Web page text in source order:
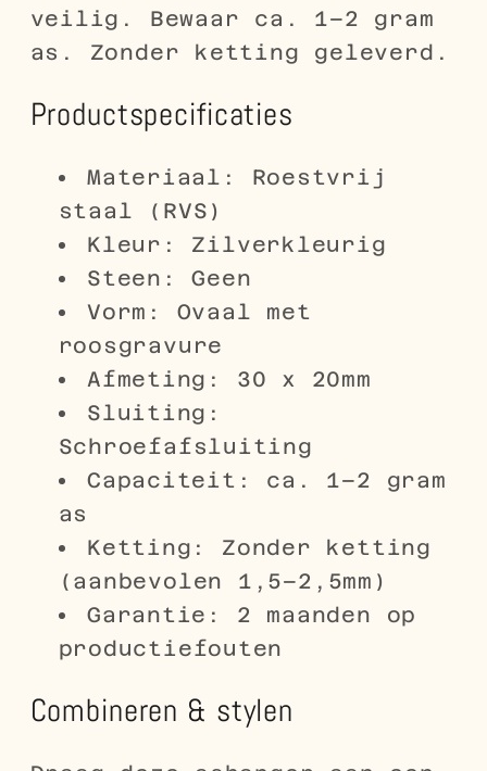
veilig. Bewaar ca. 1–2 gram
as. Zonder ketting geleverd.
Productspecificaties
Materiaal: Roestvrij
staal (RVS)
Kleur: Zilverkleurig
Steen: Geen
Vorm: Ovaal met
roosgravure
Afmeting: 30 x 20mm
Sluiting:
Schroefafsluiting
Capaciteit: ca. 1–2 gram
as
Ketting: Zonder ketting
(aanbevolen 1,5–2,5mm)
Garantie: 2 maanden op
productiefouten
Combineren & stylen